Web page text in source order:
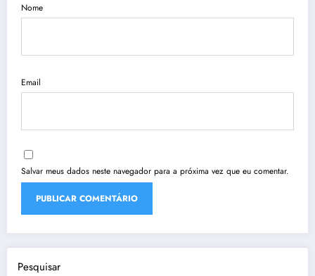
Nome
Email
Salvar meus dados neste navegador para a próxima vez que eu comentar.
Pesquisar